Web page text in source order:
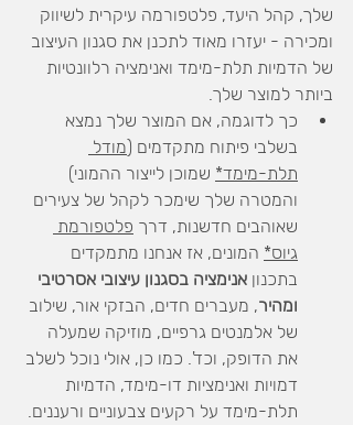
שלך, קהל היעד, פלטפורמה עיקרית לשיווק
ומכירה - יעזרו מאוד לתכנן את סגנון העיצוב
של הדמיות תלת-מימד ואנימציה רלוונטיות
ביותר למוצר שלך.
כך לדוגמה, אם המוצר שלך נמצא
בשלבי פיתוח מתקדמים (מודל
תלת-מימד* שמוכן לייצור ההמוני)
והמטרה שלך שימכר לקהל של צעירים
שאוהבים חדשנות, דרך פלטפורמת
גיוס* המונים, אז אנחנו מתמקדים
בתכנון אנימציה בסגנון עיצובי אסרטיבי
ומהיר, מעברים חדים, הבזקי אור, שילוב
של אלמנטים גרפיים, מוזיקה שמעלה
את הדופק, וכד'. כמו כן, אולי נוכל לשלב
דמויות ואנימציות דו-מימד, הדמיות
תלת-מימד על רקעים צבעוניים ורעננים.